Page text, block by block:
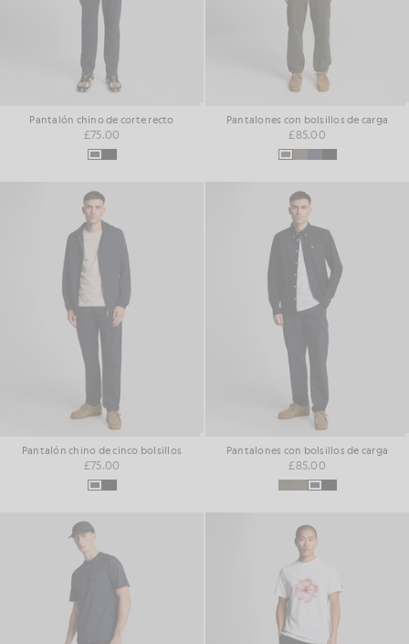
Pantalón chino de corte recto
£75.00
Pantalones con bolsillos de carga
£85.00
Pantalón chino de cinco bolsillos
£75.00
Pantalones con bolsillos de carga
£85.00